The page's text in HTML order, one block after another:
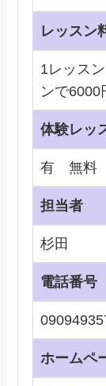
レッスン
1レッス
ンで6000
体験レッ
有 無料
担当者
杉田
電話番号
ホームペ